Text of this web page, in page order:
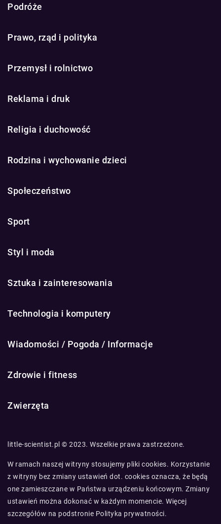
Podróże
Prawo, rząd i polityka
Przemysł i rolnictwo
Reklama i druk
Religia i duchowość
Rodzina i wychowanie dzieci
Społeczeństwo
Sport
Styl i moda
Sztuka i zainteresowania
Technologia i komputery
Wiadomości / Pogoda / Informacje
Zdrowie i fitness
Zwierzęta
little-scientist.pl © 2023. Wszelkie prawa zastrzeżone.
W ramach naszej witryny stosujemy pliki cookies. Korzystanie
z witryny bez zmiany ustawień dot. cookies oznacza, że będą
one zamieszczane w Państwa urządzeniu końcowym. Zmiany
ustawień można dokonać w każdym momencie. Więcej
szczegółów na podstronie Polityka prywatności.